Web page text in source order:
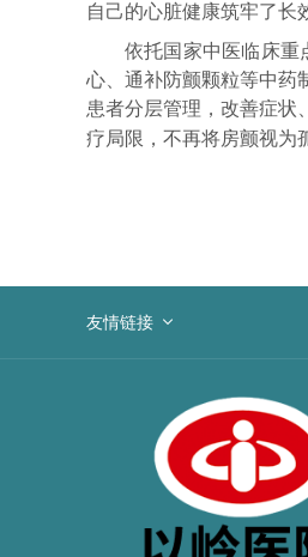
自己的心脏健康筑牢了长
依托国家中医临床重
心、通补防颤颗粒等中药
患者分层管理，改善症状
疗局限，不再将房颤视为
友情链接